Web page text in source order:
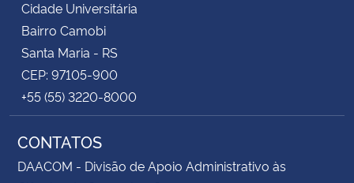
Cidade Universitária
Bairro Camobi
Santa Maria - RS
CEP: 97105-900
+55 (55) 3220-8000
CONTATOS
DAACOM - Divisão de Apoio Administrativo às